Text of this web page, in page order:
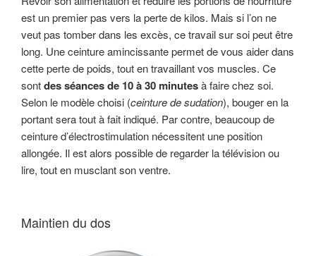
est un premier pas vers la perte de kilos. Mais si l’on ne
veut pas tomber dans les excès, ce travail sur soi peut être
long. Une ceinture amincissante permet de vous aider dans
cette perte de poids, tout en travaillant vos muscles. Ce
sontdes séances de 10 à 30 minutesà faire chez soi.
Selon le modèle choisi (ceinture de sudation), bouger en la
portant sera tout à fait indiqué. Par contre, beaucoup de
ceinture d’électrostimulation nécessitent une position
allongée. Il est alors possible de regarder la télévision ou
lire, tout en musclant son ventre.
Maintien du dos